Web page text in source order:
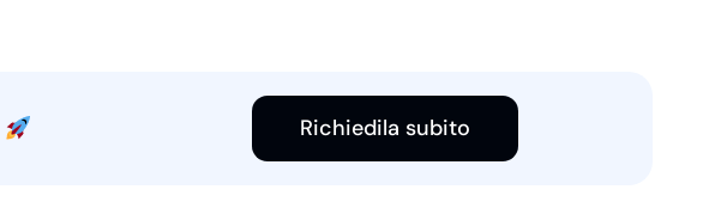
Richiedila subito